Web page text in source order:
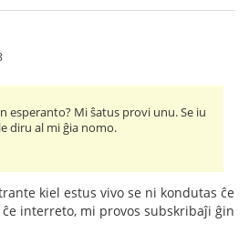
esperanto? Mi ŝatus provi unu. Se iu
diru al mi ĝia nomo.
kiel estus vivo se ni kondutas ĉe
interreto, mi provos subskribaĵi ĝin